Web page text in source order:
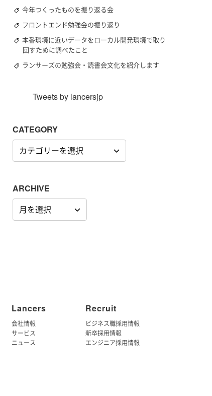
今年つくったものを振り返る会
フロントエンド勉強会の振り返り
本番環境に近いデータをローカル開発環境で取り
回すために調べたこと
ランサーズの勉強会・読書会文化を紹介します
Tweets by lancersjp
CATEGORY
CATEGORY
ARCHIVE
ARCHIVE
Lancers
会社情報
サービス
ニュース
Recruit
ビジネス職採用情報
新卒採用情報
エンジニア採用情報